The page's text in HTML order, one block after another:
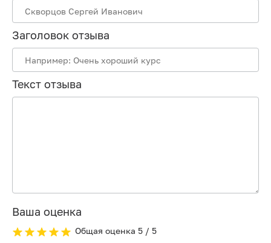
Заголовок отзыва
Текст отзыва
Ваша оценка
Общая оценка 5/ 5